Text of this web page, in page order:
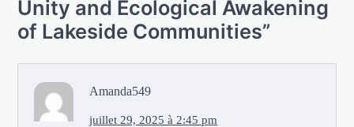
Unity and Ecological Awakening
of Lakeside Communities”
Amanda549
juillet 29, 2025 à 2:45 pm